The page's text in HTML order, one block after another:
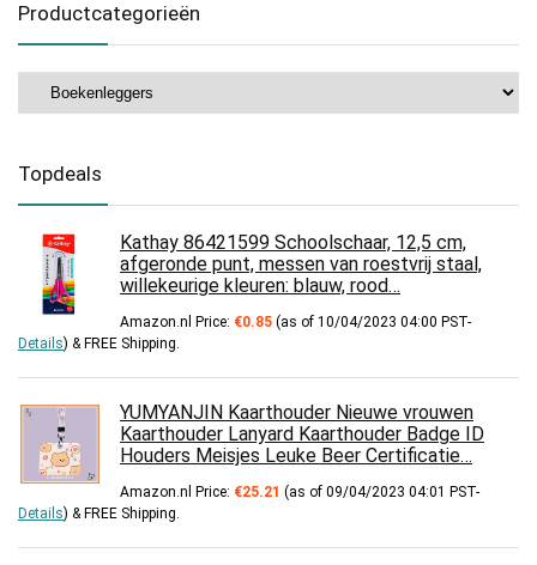
Productcategorieën
Topdeals
Kathay 86421599 Schoolschaar, 12,5 cm,
afgeronde punt, messen van roestvrij staal,
willekeurige kleuren: blauw, rood…
Amazon.nl Price: €0.85 (as of 10/04/2023 04:00 PST-
Details) & FREE Shipping.
YUMYANJIN Kaarthouder Nieuwe vrouwen
Kaarthouder Lanyard Kaarthouder Badge ID
Houders Meisjes Leuke Beer Certificatie…
Amazon.nl Price: €25.21 (as of 09/04/2023 04:01 PST-
Details) & FREE Shipping.